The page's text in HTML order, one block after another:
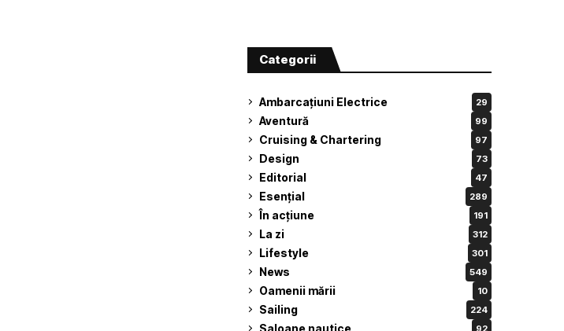
Categorii
Ambarcațiuni Electrice 29
Aventură 99
Cruising & Chartering 97
Design 73
Editorial 47
Esențial 289
În acțiune 191
La zi 312
Lifestyle 301
News 549
Oamenii mării 10
Sailing 224
Saloane nautice 92